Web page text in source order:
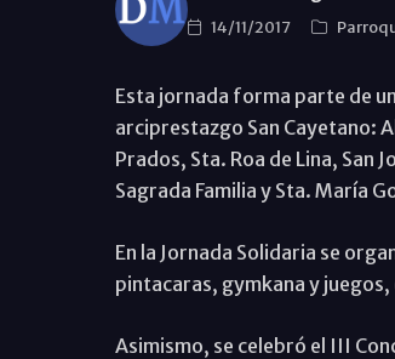
14/11/2017
Esta jornada forma parte de
arciprestazgo San Cayetano:
Prados, Sta. Roa de Lina, San
Sagrada Familia y Sta. María
En la Jornada Solidaria se
pintacaras, gymkana y
Asimismo, se celebró el III